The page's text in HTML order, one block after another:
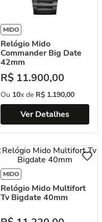
MIDO
Relógio Mido
Commander Big Date
42mm
R$ 11.900,00
Ou 10x de R$ 1.190,00
Ver Detalhes
MIDO
Relógio Mido Multifort
Tv Bigdate 40mm